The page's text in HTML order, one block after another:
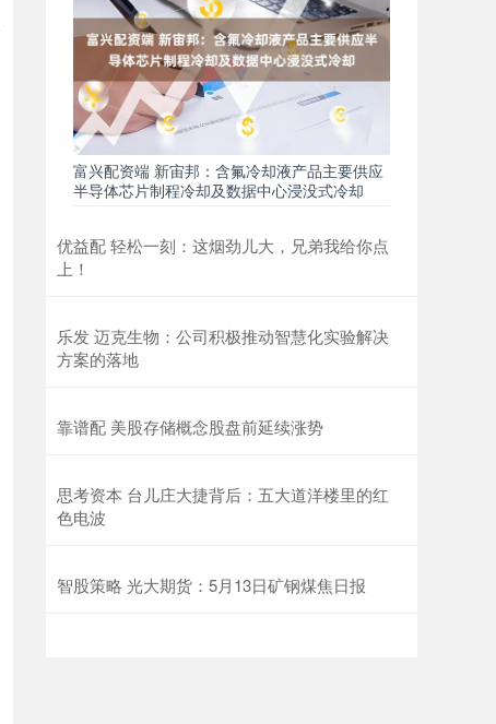
富兴配资端 新宙邦：含氟冷却液产品主要供应
半导体芯片制程冷却及数据中心浸没式冷却
优益配 轻松一刻：这烟劲儿大，兄弟我给你点
上！
乐发 迈克生物：公司积极推动智慧化实验解决
方案的落地
靠谱配 美股存储概念股盘前延续涨势
思考资本 台儿庄大捷背后：五大道洋楼里的红
色电波
智股策略 光大期货：5月13日矿钢煤焦日报